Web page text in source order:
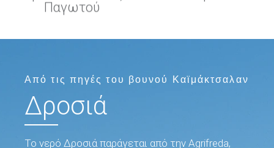
Από τις πηγές του βουνού Καϊμάκτσαλαν
Δροσιά
Το νερό Δροσιά παράγεται από την Agrifreda,